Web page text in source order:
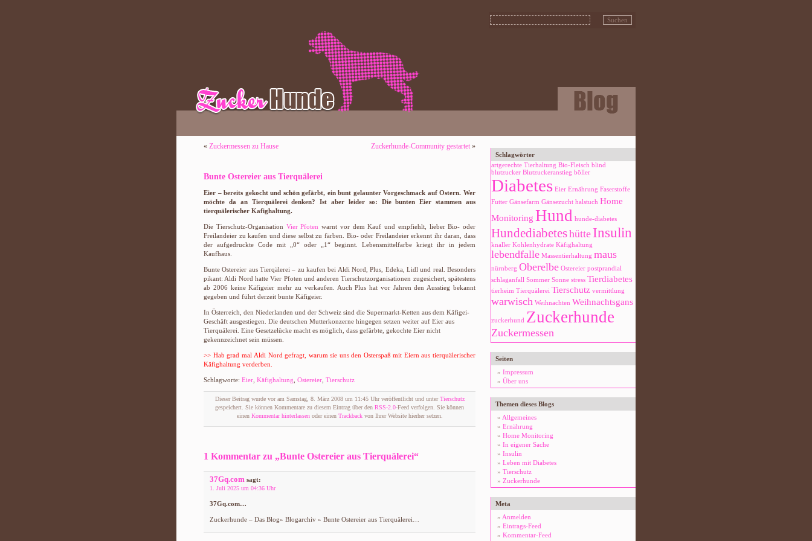
« Zuckermessen zu Hause Zuckerhunde-Community gestartet »
Bunte Ostereier aus Tierquälerei
Eier – bereits gekocht und schön gefärbt, ein bunt gelaunter Vorgeschmack auf Ostern. Wer
möchte da an Tierquälerei denken? Ist aber leider so: Die bunten Eier stammen aus
tierquälerischer Kafighaltung.
Die Tierschutz-Organisation Vier Pfoten warnt vor dem Kauf und empfiehlt, lieber Bio- oder
Freilandeier zu kaufen und diese selbst zu färben. Bio- oder Freilandeier erkennt ihr daran, dass
der aufgedruckte Code mit „0“ oder „1“ beginnt. Lebensmittelfarbe kriegt ihr in jedem
Kaufhaus.
Bunte Ostereier aus Tierqälerei – zu kaufen bei Aldi Nord, Plus, Edeka, Lidl und real. Besonders
pikant: Aldi Nord hatte Vier Pfoten und anderen Tierschutzorganisationen zugesichert, spätestens
ab 2006 keine Käfigeier mehr zu verkaufen. Auch Plus hat vor Jahren den Ausstieg bekannt
gegeben und führt derzeit bunte Käfigeier.
In Österreich, den Niederlanden und der Schweiz sind die Supermarkt-Ketten aus dem Käfigei-
Geschäft ausgestiegen. Die deutschen Mutterkonzerne hingegen setzen weiter auf Eier aus
Tierquälerei. Eine Gesetzelücke macht es möglich, dass gefärbte, gekochte Eier nicht
gekennzeichnet sein müssen.
>> Hab grad mal Aldi Nord gefragt, warum sie uns den Osterspaß mit Eiern aus tierquälerischer
Käfighaltung verderben.
Schlagworte: Eier Käfighaltung Ostereier Tierschutz
Dieser Beitrag wurde vor am Samstag, 8. März 2008 um 11:45 Uhr veröffentlicht und unterTierschutz
gespeichert. Sie können Kommentare zu diesem Eintrag über den RSS-2.0-Feed verfolgen. Sie können
einen Kommentar hinterlassenoder einen Trackbackvon Ihrer Website hierher setzen.
1 Kommentar zu „Bunte Ostereier aus Tierquälerei“
37Gq.com sagt:
1. Juli 2025 um 04:36 Uhr
37Gq.com…
Zuckerhunde – Das Blog» Blogarchiv » Bunte Ostereier aus Tierquälerei…
Schlagwörter
artgerechte Tierhaltung Bio-Fleisch blind
blutzucker Blutzuckeranstieg böller
Diabetes Eier Ernährung Faserstoffe
Futter Gänsefarm Gänsezucht halstuch Home
Monitoring Hund hunde-diabetes
Hundediabeteshütte Insulin
knaller Kohlenhydrate Käfighaltung
lebendfalle Massentierhaltung maus
nürnberg Oberelbe Ostereier postprandial
schlaganfall Sommer Sonne stress Tierdiabetes
tierheim Tierquälerei Tierschutz vermittlung
warwisch Weihnachten Weihnachtsgans
zuckerhund Zuckerhunde
Zuckermessen
Seiten
Impressum
Über uns
Themen dieses Blogs
Allgemeines
Ernährung
Home Monitoring
In eigener Sache
Insulin
Leben mit Diabetes
Tierschutz
Zuckerhunde
Meta
Anmelden
Eintrags-Feed
Kommentar-Feed